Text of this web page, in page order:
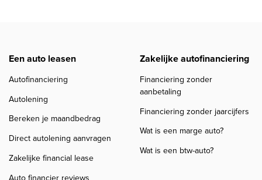
Een auto leasen
Autofinanciering
Autolening
Bereken je maandbedrag
Direct autolening aanvragen
Zakelijke financial lease
Zakelijke autofinanciering
Financiering zonder
aanbetaling
Financiering zonder jaarcijfers
Wat is een marge auto?
Wat is een btw-auto?